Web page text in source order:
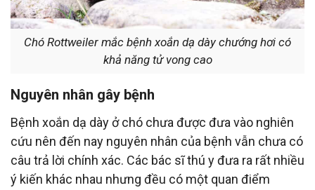
Chó Rottweiler mắc bệnh xoắn dạ dày chướng hơi có
khả năng tử vong cao
Nguyên nhân gây bệnh
Bệnh xoắn dạ dày ở chó chưa được đưa vào nghiên
cứu nên đến nay nguyên nhân của bệnh vẫn chưa có
câu trả lời chính xác. Các bác sĩ thú y đưa ra rất nhiều
ý kiến khác nhau nhưng đều có một quan điểm